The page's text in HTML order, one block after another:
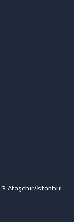
Ataşehir/İstanbul